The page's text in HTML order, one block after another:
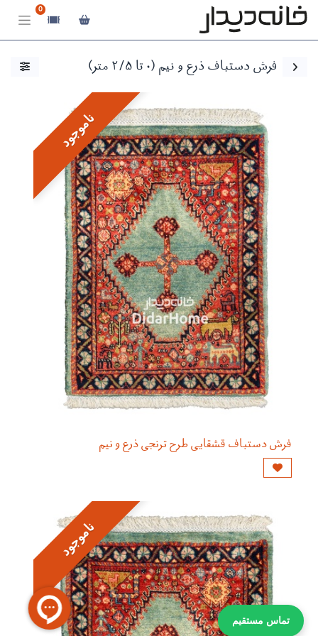
0
فرش دستباف ذرع و نیم (۰ تا ۲/۵ متر)
ناموجود
فرش دستباف قشقایی طرح ترنجی ذرع و نیم
ناموجود
تماس مستقیم